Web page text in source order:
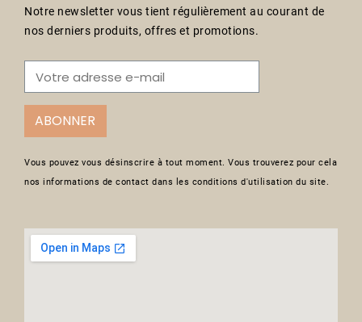
Notre newsletter vous tient régulièrement au courant de
nos derniers produits, offres et promotions.
ABONNER
Vous pouvez vous désinscrire à tout moment. Vous trouverez pour cela
nos informations de contact dans les conditions d'utilisation du site.